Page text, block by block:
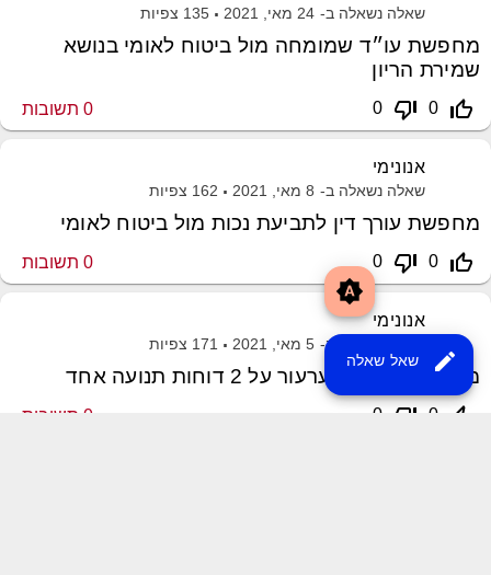
brightness_auto
edit שאל שאלה
שאלה נשאלה ב- 24 מאי, 2021 135 צפיות
מחפשת עו״ד שמומחה מול ביטוח לאומי בנושא
שמירת הריון
thumb_up_off_alt
0
thumb_down_off_alt
0
0 תשובות
אנונימי
שאלה נשאלה ב- 8 מאי, 2021 162 צפיות
מחפשת עורך דין לתביעת נכות מול ביטוח לאומי
thumb_up_off_alt
0
thumb_down_off_alt
0
0 תשובות
אנונימי
שאלה נשאלה ב- 5 מאי, 2021 171 צפיות
מחפש עורך דין לערעור על 2 דוחות תנועה אחד
thumb_up_off_alt
0
thumb_down_off_alt
0
0 תשובות